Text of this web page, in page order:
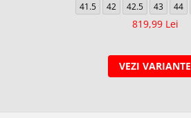
41.5
42 42.5 43 44
819,99 Lei
VEZI VARIANTE